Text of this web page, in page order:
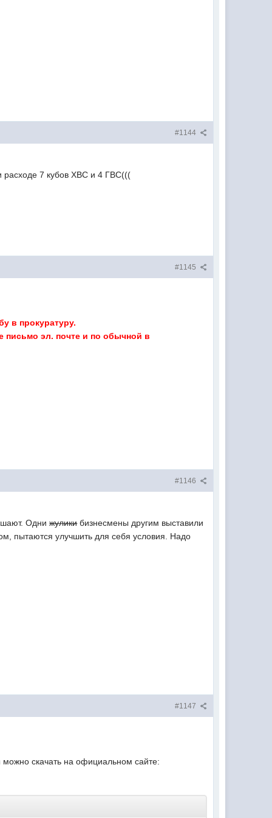
#1144
расходе 7 кубов ХВС и 4 ГВС(((
#1145
в прокуратуру.
письмо эл. почте и по обычной в
#1146
Однижуликибизнесмены другим выставили
пытаются улучшить для себя условия. Надо
#1147
скачать на официальном сайте: